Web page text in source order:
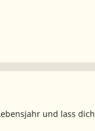
und lass dich